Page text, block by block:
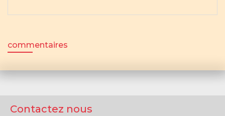
commentaires
Contactez nous